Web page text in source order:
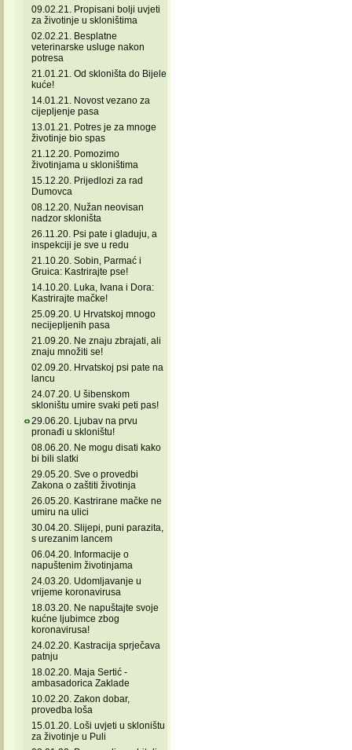
09.02.21. Propisani bolji uvjeti
za životinje u skloništima
02.02.21. Besplatne
veterinarske usluge nakon
potresa
21.01.21. Od skloništa do Bijele
kuće!
14.01.21. Novost vezano za
cijepljenje pasa
13.01.21. Potres je za mnoge
životinje bio spas
21.12.20. Pomozimo
životinjama u skloništima
15.12.20. Prijedlozi za rad
Dumovca
08.12.20. Nužan neovisan
nadzor skloništa
26.11.20. Psi pate i gladuju, a
inspekciji je sve u redu
21.10.20. Sobin, Parmać i
Gruica: Kastrirajte pse!
14.10.20. Luka, Ivana i Dora:
Kastrirajte mačke!
25.09.20. U Hrvatskoj mnogo
necijepljenih pasa
21.09.20. Ne znaju zbrajati, ali
znaju množiti se!
02.09.20. Hrvatskoj psi pate na
lancu
24.07.20. U šibenskom
skloništu umire svaki peti pas!
29.06.20. Ljubav na prvu
pronađi u skloništu!
08.06.20. Ne mogu disati kako
bi bili slatki
29.05.20. Sve o provedbi
Zakona o zaštiti životinja
26.05.20. Kastrirane mačke ne
umiru na ulici
30.04.20. Slijepi, puni parazita,
s urezanim lancem
06.04.20. Informacije o
napuštenim životinjama
24.03.20. Udomljavanje u
vrijeme koronavirusa
18.03.20. Ne napuštajte svoje
kućne ljubimce zbog
koronavirusa!
24.02.20. Kastracija sprječava
patnju
18.02.20. Maja Sertić -
ambasadorica Zaklade
10.02.20. Zakon dobar,
provedba loša
15.01.20. Loši uvjeti u skloništu
za životinje u Puli